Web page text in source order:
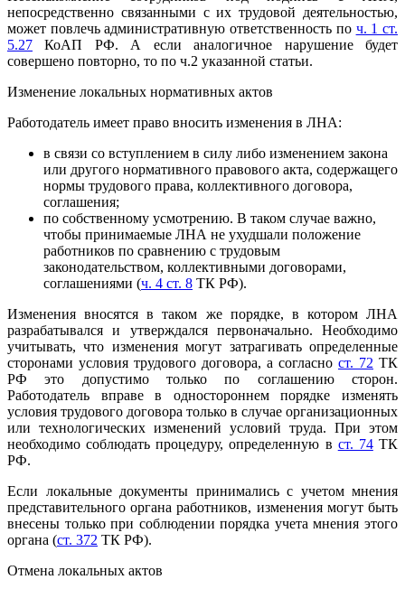
непосредственно связанными с их трудовой деятельностью,
может повлечь административную ответственность по ч. 1 ст.
5.27 КоАП РФ. А если аналогичное нарушение будет
совершено повторно, то по ч.2 указанной статьи.
Изменение локальных нормативных актов
Работодатель имеет право вносить изменения в ЛНА:
в связи со вступлением в силу либо изменением закона
или другого нормативного правового акта, содержащего
нормы трудового права, коллективного договора,
соглашения;
по собственному усмотрению. В таком случае важно,
чтобы принимаемые ЛНА не ухудшали положение
работников по сравнению с трудовым
законодательством, коллективными договорами,
соглашениями (ч. 4 ст. 8 ТК РФ).
Изменения вносятся в таком же порядке, в котором ЛНА
разрабатывался и утверждался первоначально. Необходимо
учитывать, что изменения могут затрагивать определенные
сторонами условия трудового договора, а согласно ст. 72 ТК
РФ это допустимо только по соглашению сторон.
Работодатель вправе в одностороннем порядке изменять
условия трудового договора только в случае организационных
или технологических изменений условий труда. При этом
необходимо соблюдать процедуру, определенную в ст. 74ТК
РФ.
Если локальные документы принимались с учетом мнения
представительного органа работников, изменения могут быть
внесены только при соблюдении порядка учета мнения этого
органа (ст. 372 ТК РФ).
Отмена локальных актов